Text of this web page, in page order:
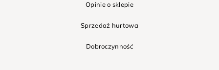
Opinie o sklepie
Sprzedaż hurtowa
Dobroczynność